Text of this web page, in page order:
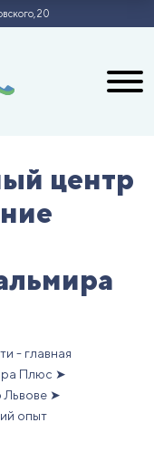
20
центр
- главная
Плюс ➤
Львове ➤
опыт